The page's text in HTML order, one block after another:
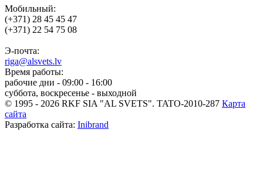
Мобильный:
(+371) 28 45 45 47
(+371) 22 54 75 08
Э-почта:
riga@alsvets.lv
Время работы:
рабочие дни - 09:00 - 16:00
суббота, воскресенье - выходной
© 1995 - 2026 RKF SIA "AL SVETS". TATO-2010-287 Карта
сайта
Разработка сайта: Inibrand